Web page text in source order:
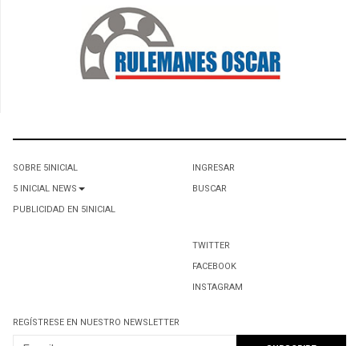
SOBRE 5INICIAL
5 INICIAL NEWS
PUBLICIDAD EN 5INICIAL
INGRESAR
BUSCAR
TWITTER
FACEBOOK
INSTAGRAM
REGÍSTRESE EN NUESTRO NEWSLETTER